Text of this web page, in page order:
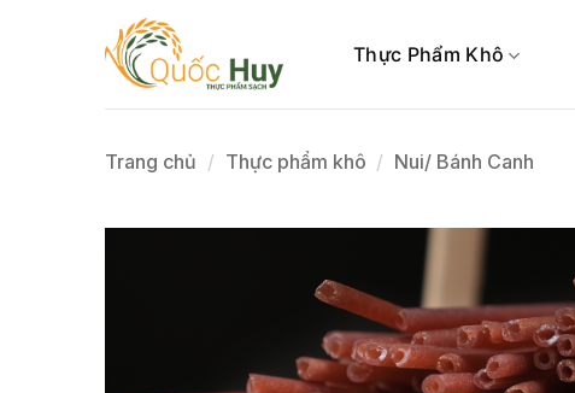
Thực Phẩm Khô
Trang chủ / Thực phẩm khô / Nui/ Bánh Canh